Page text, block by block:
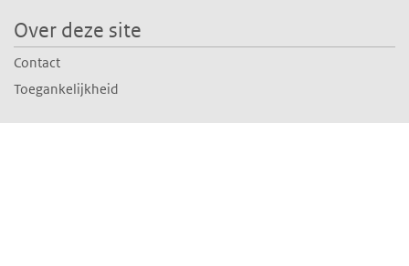
Over deze site
Contact
Toegankelijkheid